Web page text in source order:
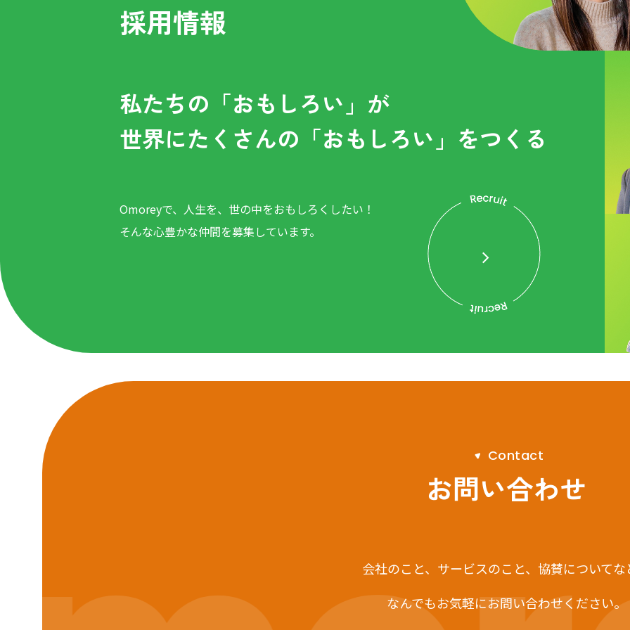
採用情報
私たちの「おもしろい」が
世界にたくさんの 「おもしろい」をつくる
Omoreyで、人生を、世の中をおもしろくしたい！
そんな心豊かな仲間を募集しています。
Contact
お問い合わせ
会社のこと、サービスのこと、 協賛についてな
なんでもお気軽にお問い合わせください。